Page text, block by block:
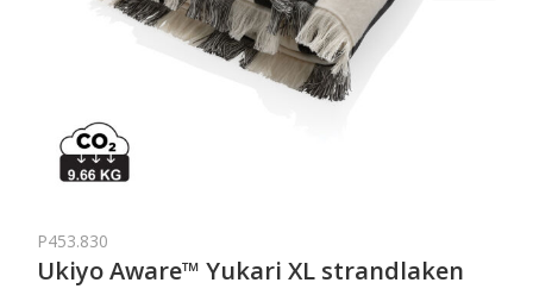
P453.830
Ukiyo Aware™ Yukari XL strandlaken